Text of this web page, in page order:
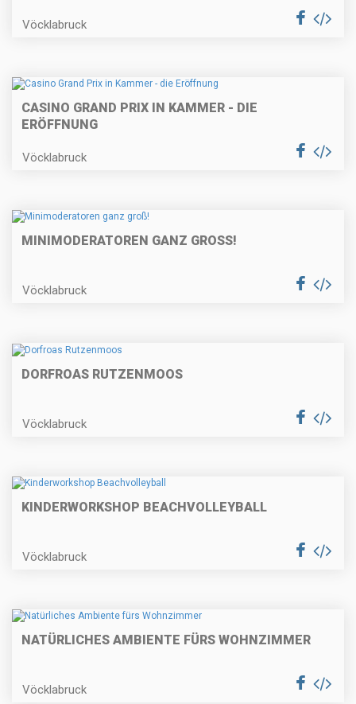
Vöcklabruck
CASINO GRAND PRIX IN KAMMER - DIE
ERÖFFNUNG
Vöcklabruck
MINIMODERATOREN GANZ GROSS!
Vöcklabruck
DORFROAS RUTZENMOOS
Vöcklabruck
KINDERWORKSHOP BEACHVOLLEYBALL
Vöcklabruck
NATÜRLICHES AMBIENTE FÜRS WOHNZIMMER
Vöcklabruck